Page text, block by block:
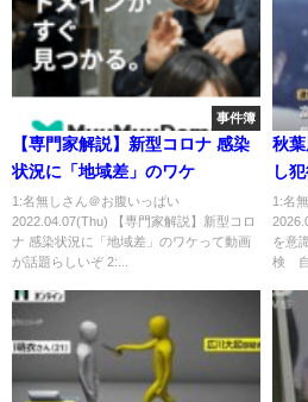
事件簿
【専門家解説】新型コロナ 感染
状況に「地域差」のワケ
1:名無しさん＠お腹いっぱい
2022.04.07(Thu) 【専門家解説】新型コロ
ナ 感染状況に「地域差」のワケって動画
が話題らしいぞ 2:...
秋
し
送
ュ
TBS
1:名
を意
検 自